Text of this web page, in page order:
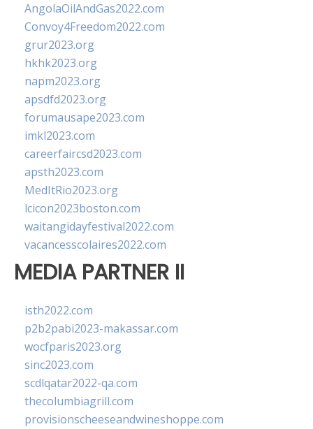
AngolaOilAndGas2022.com
Convoy4Freedom2022.com
grur2023.org
hkhk2023.org
napm2023.org
apsdfd2023.org
forumausape2023.com
imkl2023.com
careerfaircsd2023.com
apsth2023.com
MedItRio2023.org
lcicon2023boston.com
waitangidayfestival2022.com
vacancesscolaires2022.com
MEDIA PARTNER II
isth2022.com
p2b2pabi2023-makassar.com
wocfparis2023.org
sinc2023.com
scdlqatar2022-qa.com
thecolumbiagrill.com
provisionscheeseandwineshoppe.com